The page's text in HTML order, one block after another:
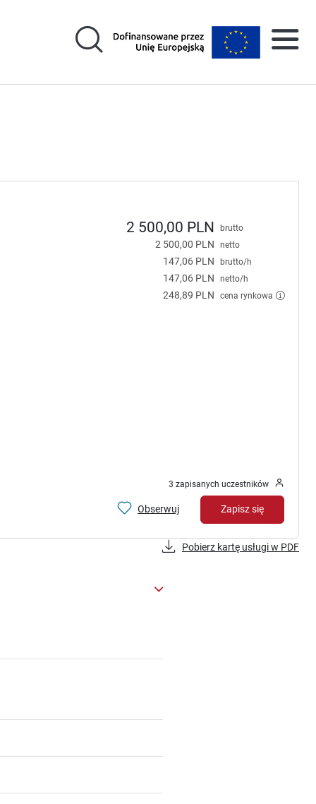
2 500,00 PLN brutto
2 500,00 PLN netto
147,06 PLN brutto/h
147,06 PLN netto/h
248,89 PLN cena rynkowa
3 zapisanych uczestników
Obserwuj Zapisz się
Pobierz kartę usługi w PDF